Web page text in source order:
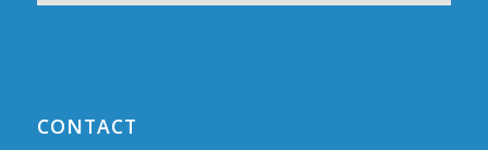
CONTACT